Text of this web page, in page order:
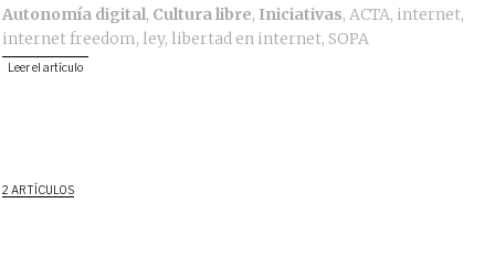
Autonomía digital, Cultura libre, Iniciativas,ACTA, internet,
internet freedom,ley,libertad en internet, SOPA
Leer el artículo
2 ARTÍCULOS